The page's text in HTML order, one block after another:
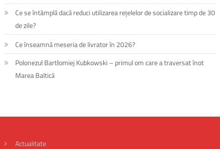
Ce se întâmplă dacă reduci utilizarea rețelelor de socializare timp de 30
de zile?
Ce înseamnă meseria de livrator în 2026?
Polonezul Bartłomiej Kubkowski – primul om care a traversat înot
Marea Baltică
Actualitate